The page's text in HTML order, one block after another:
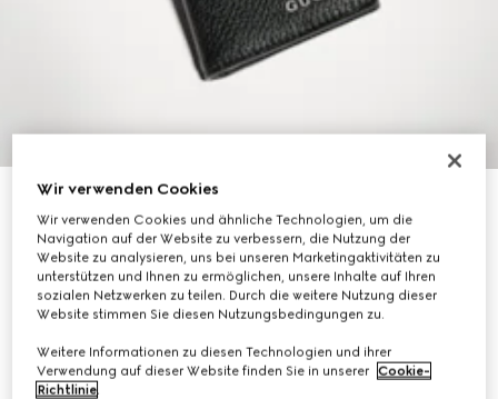
Mit Initialen personalisieren
Längliches Kartenetui mit Gucci Logo
€ 370
Wir verwenden Cookies
Wir verwenden Cookies und ähnliche Technologien, um die
Navigation auf der Website zu verbessern, die Nutzung der
Website zu analysieren, uns bei unseren Marketingaktivitäten zu
unterstützen und Ihnen zu ermöglichen, unsere Inhalte auf Ihren
sozialen Netzwerken zu teilen. Durch die weitere Nutzung dieser
Website stimmen Sie diesen Nutzungsbedingungen zu.
Weitere Informationen zu diesen Technologien und ihrer
Verwendung auf dieser Website finden Sie in unserer Cookie-
Richtlinie.